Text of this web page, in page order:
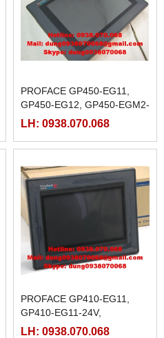
PROFACE GP450-EG11,
GP450-EG12, GP450-EGM2-
220,
LH: 0938.070.068
PROFACE GP410-EG11,
GP410-EG11-24V,
LH: 0938.070.068